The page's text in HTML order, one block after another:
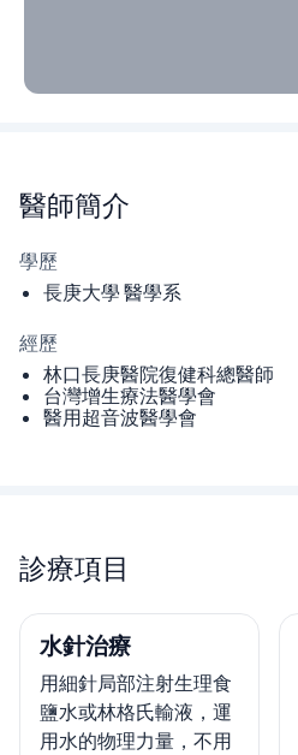
醫師簡介
學歷
長庚⼤學 醫學系
經歷
林口長庚醫院復健科總醫師
台灣增生療法醫學會
醫用超音波醫學會
診療項目
水針治療
用細針局部注射生理食
鹽水或林格氏輸液，運
用水的物理力量，不用